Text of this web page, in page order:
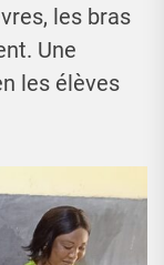
les bras
Une
les élèves